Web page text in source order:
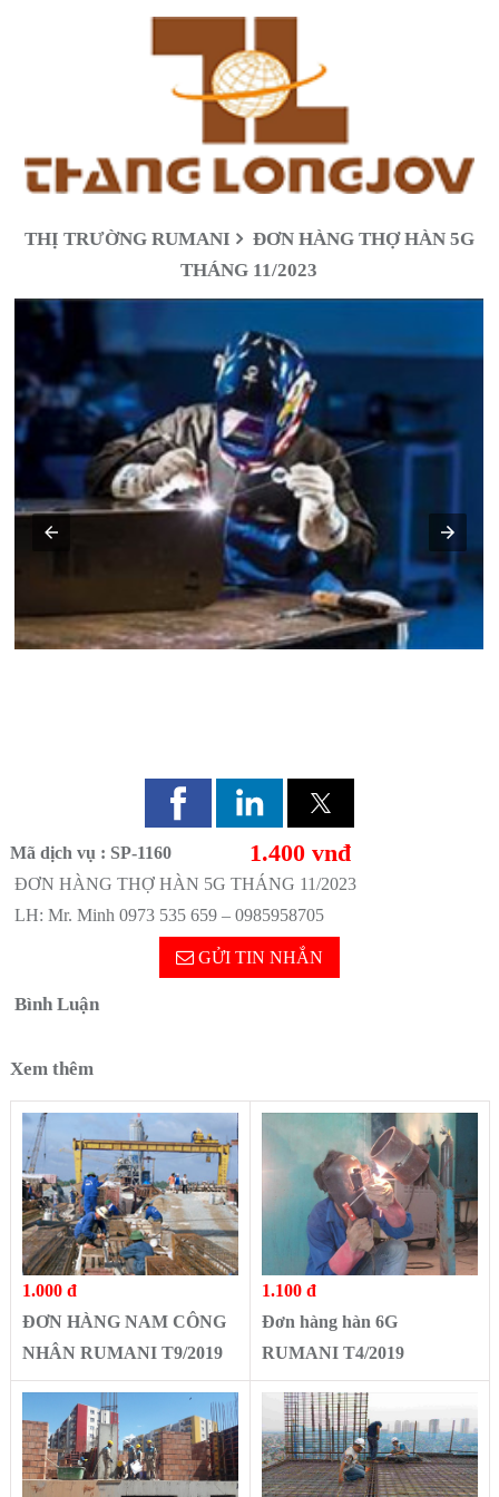
THỊ TRƯỜNG RUMANI
ĐƠN HÀNG THỢ HÀN 5G
THÁNG 11/2023
Mã dịch vụ : SP-1160 1.400 vnđ
ĐƠN HÀNG THỢ HÀN 5G THÁNG 11/2023
LH: Mr. Minh 0973 535 659 – 0985958705
GỬI TIN NHẮN
Bình Luận
Xem thêm
1.000 đ
ĐƠN HÀNG NAM CÔNG
NHÂN RUMANI T9/2019
1.100 đ
Đơn hàng hàn 6G
RUMANI T4/2019